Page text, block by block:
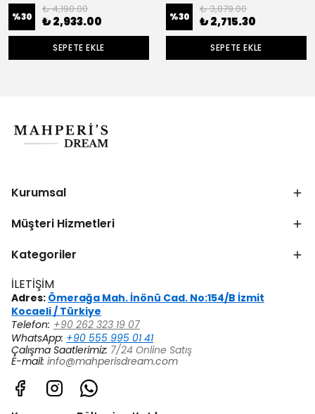
%30
₺ 4,190.00
₺ 2,933.00
SEPETE EKLE
%30
₺ 3,879.00
₺ 2,715.30
SEPETE EKLE
Kurumsal
Müşteri Hizmetleri
Kategoriler
İLETİŞİM
Adres: Ömerağa Mah. İnönü Cad. No:154/B İzmit
Kocaeli / Türkiye
Telefon: +90 262 323 19 07
WhatsApp: +90 555 995 01 41
Çalışma Saatlerimiz: 7/24 Online Satış
E-mail: info@mahperisdream.com